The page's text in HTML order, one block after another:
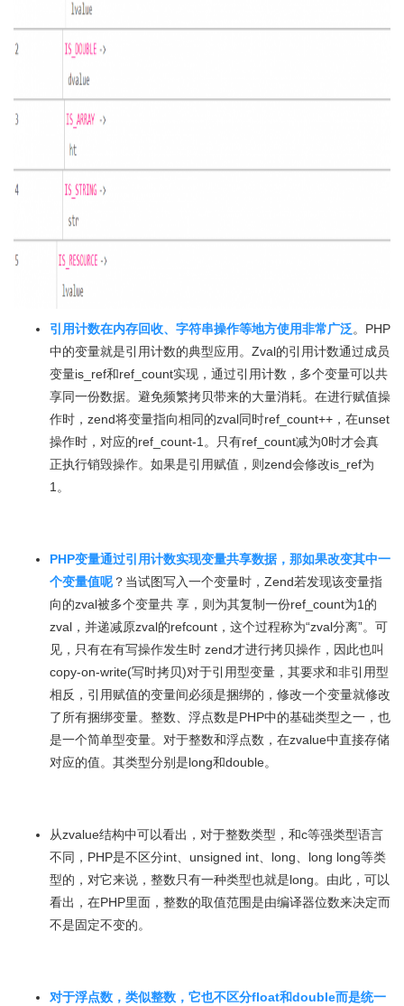
引用计数在内存回收、字符串操作等地方使用非常广泛。PHP
中的变量就是引用计数的典型应用。Zval的引用计数通过成员
变量is_ref和ref_count实现，通过引用计数，多个变量可以共
享同一份数据。避免频繁拷贝带来的大量消耗。在进行赋值操
作时，zend将变量指向相同的zval同时ref_count++，在unset
操作时，对应的ref_count-1。只有ref_count减为0时才会真
正执行销毁操作。如果是引用赋值，则zend会修改is_ref为
1。
PHP变量通过引用计数实现变量共享数据，那如果改变其中一
个变量值呢 ？当试图写入一个变量时，Zend若发现该变量指
向的zval被多个变量共 享，则为其复制一份ref_count为1的
zval，并递减原zval的refcount，这个过程称为“zval分离”。可
见，只有在有写操作发生时 zend才进行拷贝操作，因此也叫
copy-on-write(写时拷贝)对于引用型变量，其要求和非引用型
相反，引用赋值的变量间必须是捆绑的，修改一个变量就修改
了所有捆绑变量。整数、浮点数是PHP中的基础类型之一，也
是一个简单型变量。对于整数和浮点数，在zvalue中直接存储
对应的值。其类型分别是long和double。
从zvalue结构中可以看出，对于整数类型，和c等强类型语言
不同，PHP是不区分int、unsigned int、long、long long等类
型的，对它来说，整数只有一种类型也就是long。由此，可以
看出，在PHP里面，整数的取值范围是由编译器位数来决定而
不是固定不变的。
对于浮点数，类似整数，它也不区分float和double而是统一